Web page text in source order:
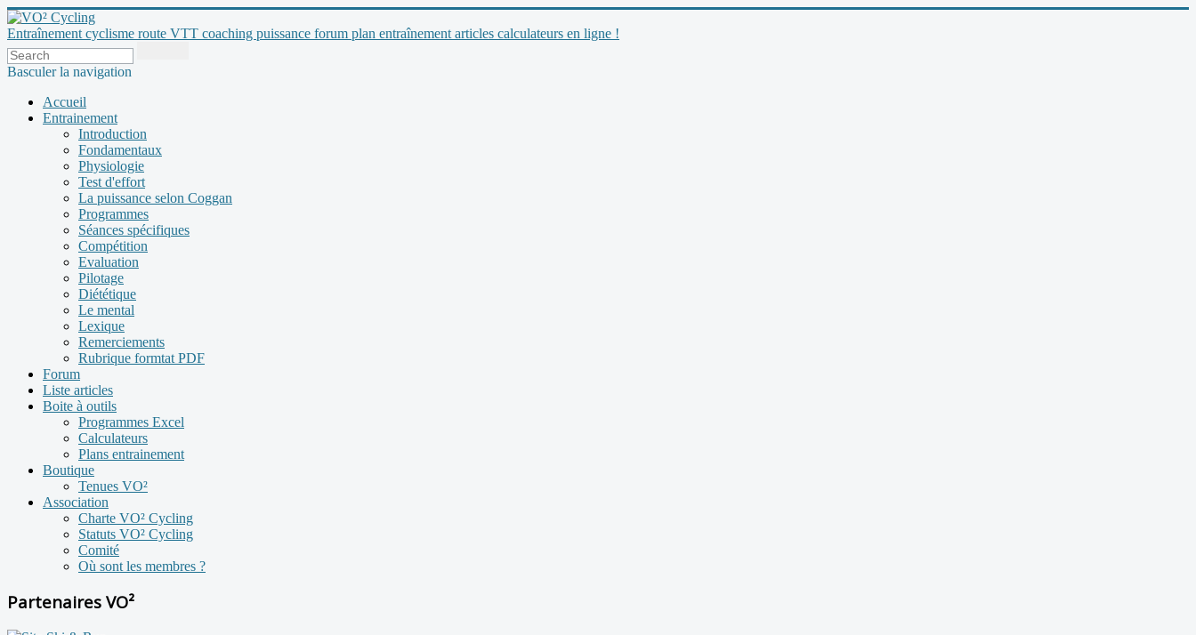
Entraînement cyclisme route VTT coaching puissance forum plan entraînement articles calculateurs en ligne !
Basculer la navigation
Accueil
Entrainement
Introduction
Fondamentaux
Physiologie
Test d'effort
La puissance selon Coggan
Programmes
Séances spécifiques
Compétition
Evaluation
Pilotage
Diététique
Le mental
Lexique
Remerciements
Rubrique formtat PDF
Forum
Liste articles
Boite à outils
Programmes Excel
Calculateurs
Plans entrainement
Boutique
Tenues VO²
Association
Charte VO² Cycling
Statuts VO² Cycling
Comité
Où sont les membres ?
Partenaires VO²